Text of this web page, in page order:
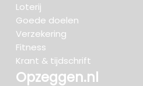
Loterij
Goede doelen
Verzekering
Fitness
Krant & tijdschrift
Opzeggen.nl